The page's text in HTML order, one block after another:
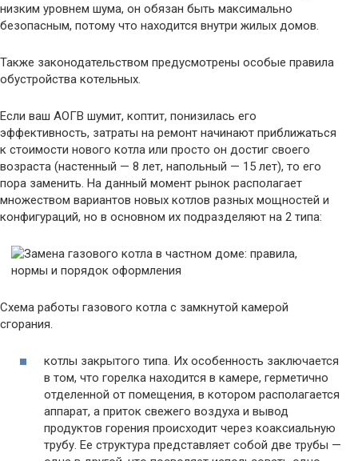
низким уровнем шума, он обязан быть максимально
безопасным, потому что находится внутри жилых домов.
Также законодательством предусмотрены особые правила
обустройства котельных.
Если ваш АОГВ шумит, коптит, понизилась его
эффективность, затраты на ремонт начинают приближаться
к стоимости нового котла или просто он достиг своего
возраста (настенный — 8 лет, напольный — 15 лет), то его
пора заменить. На данный момент рынок располагает
множеством вариантов новых котлов разных мощностей и
конфигураций, но в основном их подразделяют на 2 типа:
Схема работы газового котла с замкнутой камерой
сгорания.
котлы закрытого типа. Их особенность заключается
в том, что горелка находится в камере, герметично
отделенной от помещения, в котором располагается
аппарат, а приток свежего воздуха и вывод
продуктов горения происходит через коаксиальную
трубу. Ее структура представляет собой две трубы —